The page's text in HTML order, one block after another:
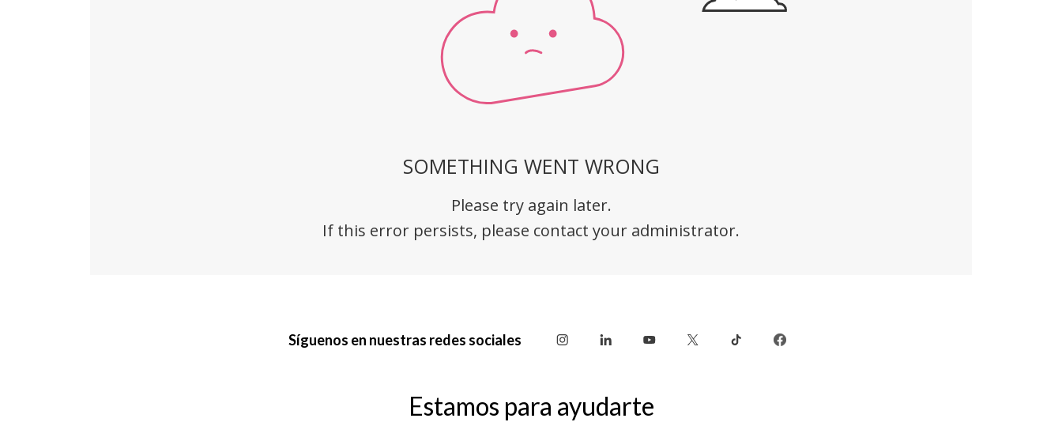
Síguenos en nuestras redes sociales
Estamos para ayudarte